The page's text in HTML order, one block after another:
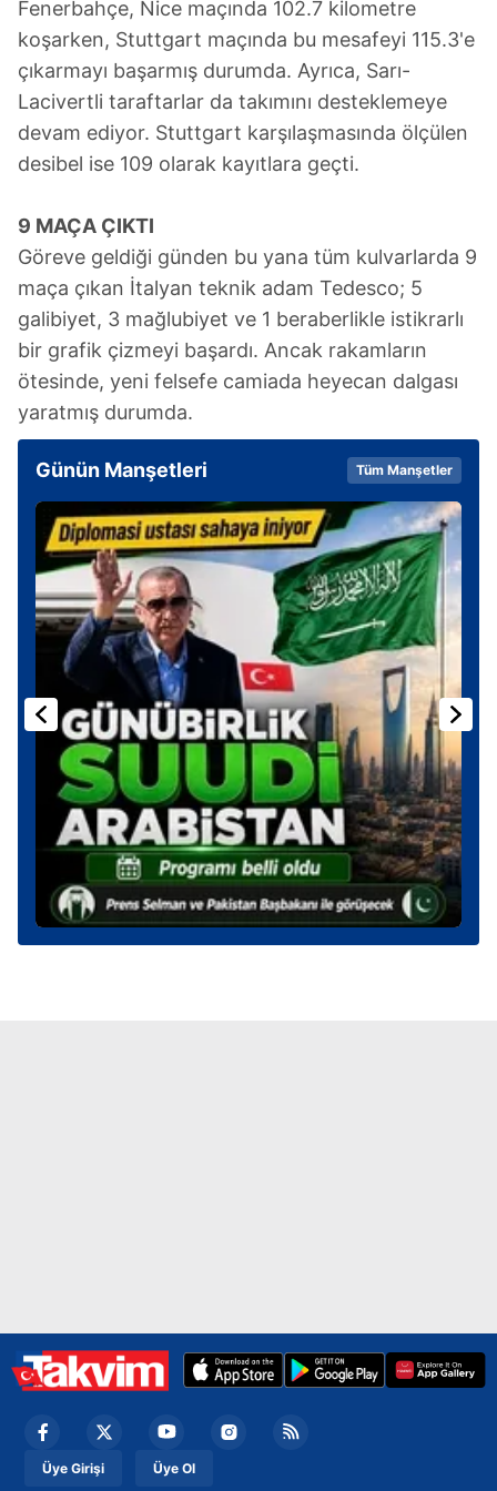
gösterilmeyecektir."
Sizlere daha iyi bir hizmet sunabilmek için İnternet
Sitemizde kendimize ve üçüncü kişilere ait çerezler
kullanılmaktadır. Bu çerezler vasıtasıyla çeşitli kişisel
verileriniz işlenmekte olup gerekli olan çerezler bilgi
toplumu hizmetlerinin sunulması amacıyla
kılınması ve kişiselleştirilmesi ve sizlere yönelik
reklam/pazarlama faaliyetlerinin yapılması, amaçlarıyla
sınırlı olarak açık rızanız dahilinde kullanılacaktır.
Çerezlere ilişkin tercihlerinizi aşağıda yer alan panel
vasıtasıyla belirleyebilirsiniz. Çerezlere ilişkin detaylı bilgi
için Ayarlar butonuna tıklayabilir,Çerez Bilgilendirme
Metnimizi ziyaret edebilirsiniz.
6698 sayılı Kişisel Verilerin Korunması Kanunu uyarınca
hazırlanmış Aydınlatma Metnimizi okumak ve sitemizde
ilgili mevzuata uygun olarak kullanılan çerezlerle ilgili bilgi
almak için lütfentıklayınız.
Fenerbahçe, Nice maçında 102.7 kilometre
koşarken, Stuttgart maçında bu mesafeyi 115.3'e
çıkarmayı başarmış durumda. Ayrıca, Sarı-
Lacivertli taraftarlar da takımını desteklemeye
devam ediyor. Stuttgart karşılaşmasında ölçülen
desibel ise 109 olarak kayıtlara geçti.
9 MAÇA ÇIKTI
Göreve geldiği günden bu yana tüm kulvarlarda 9
maça çıkan İtalyan teknik adam Tedesco; 5
galibiyet, 3 mağlubiyet ve 1 beraberlikle istikrarlı
bir grafik çizmeyi başardı. Ancak rakamların
ötesinde, yeni felsefe camiada heyecan dalgası
yaratmış durumda.
Günün Manşetleri Tüm Manşetler
Üye Girişi Üye Ol